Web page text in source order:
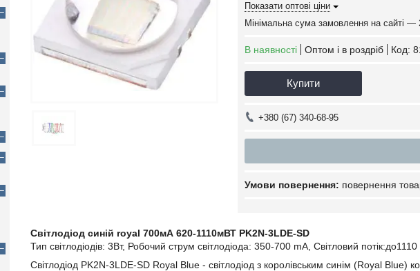
Показати оптові ціни
Мінімальна сума замовлення на сайті —
В наявності Оптом і в роздріб Код:
Купити
+380 (67) 340-68-95
повернення
Світлодіод синій royal 700мА 620-1110мВТ PK2N-3LDE-SD
Тип світлодіодів: 3Вт, Робочий струм світлодіода: 350-700 mA, Світловий
Світлодіод PK2N-3LDE-SD Royal Blue - світлодіод з королівським синім (Royal Blue)